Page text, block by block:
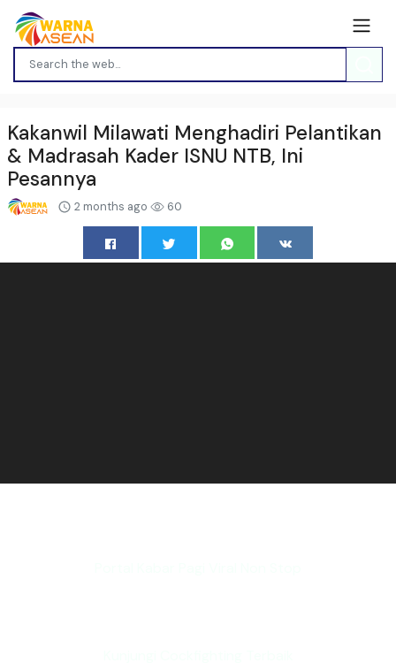
Kakanwil Milawati Menghadiri Pelantikan
& Madrasah Kader ISNU NTB, Ini
Pesannya
2 months ago 60